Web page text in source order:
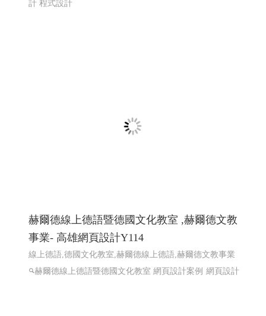
裝修,高雄預售屋規劃,高雄室內設計高雄工程,高雄裝潢裝
修,高雄室內設計規劃,高雄老屋翻新設計,高雄客變規劃,高
雄店面設計裝潢,�
高雄網頁設計 高雄程式設計 網頁設
計 程式設計